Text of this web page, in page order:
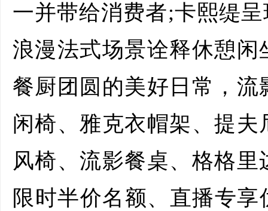
一并带给消费者;卡熙缇
浪漫法式场景诠释休憩
餐厨团圆的美好日常，
闲椅、雅克衣帽架、提
风椅、流影餐桌、格格
限时半价名额、直播专